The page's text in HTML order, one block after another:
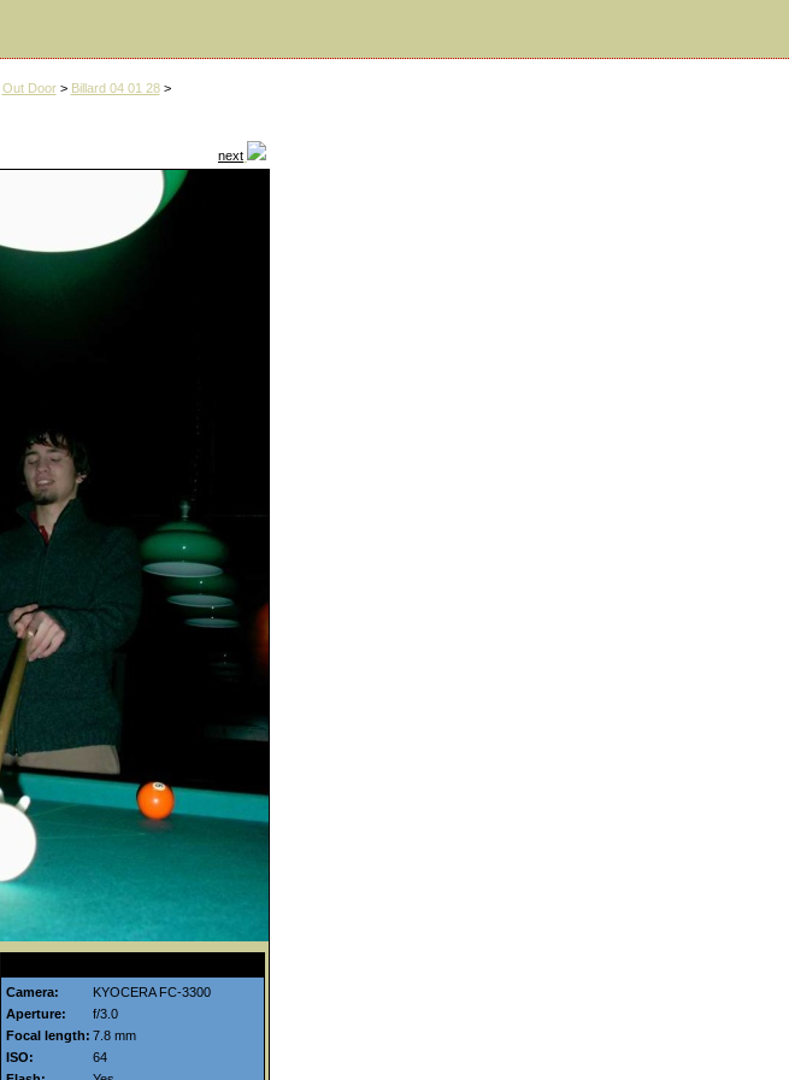
Out Door> Billard 04 01 28>
next
Camera:
KYOCERA FC-3300
Aperture:
f/3.0
Focal length: 7.8 mm
ISO:
64